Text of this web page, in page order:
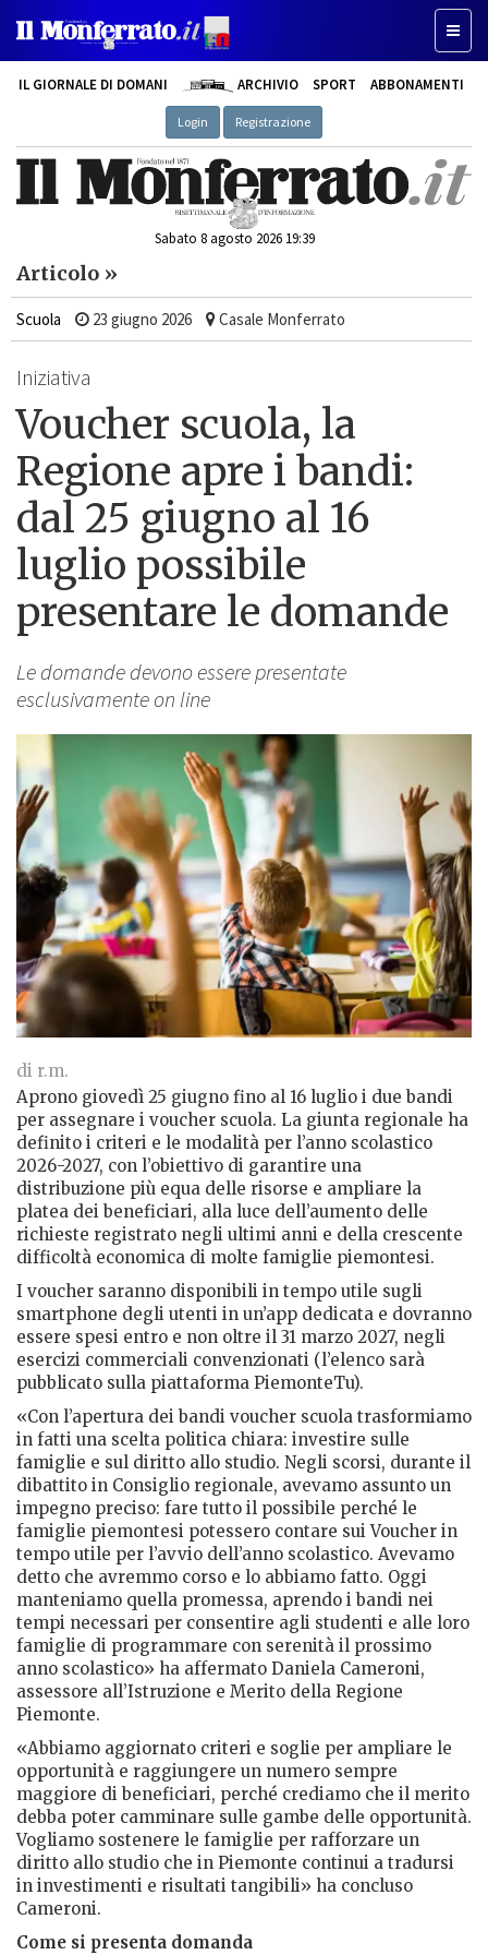
IL GIORNALE DI DOMANI ARCHIVIO SPORT ABBONAMENTI
Login Registrazione
Sabato 8 agosto 2026 19:39
Articolo »
Scuola 23 giugno 2026 Casale Monferrato
Iniziativa
Voucher scuola, la
Regione apre i bandi:
dal 25 giugno al 16
luglio possibile
presentare le domande
Le domande devono essere presentate
esclusivamente on line
di r.m.
Aprono giovedì 25 giugno fino al 16 luglio i due bandi
per assegnare i voucher scuola. La giunta regionale ha
definito i criteri e le modalità per l’anno scolastico
2026-2027, con l’obiettivo di garantire una
distribuzione più equa delle risorse e ampliare la
platea dei beneficiari, alla luce dell’aumento delle
richieste registrato negli ultimi anni e della crescente
difficoltà economica di molte famiglie piemontesi.
I voucher saranno disponibili in tempo utile sugli
smartphone degli utenti in un’app dedicata e dovranno
essere spesi entro e non oltre il 31 marzo 2027, negli
esercizi commerciali convenzionati (l’elenco sarà
pubblicato sulla piattaforma PiemonteTu).
«Con l’apertura dei bandi voucher scuola trasformiamo
in fatti una scelta politica chiara: investire sulle
famiglie e sul diritto allo studio. Negli scorsi, durante il
dibattito in Consiglio regionale, avevamo assunto un
impegno preciso: fare tutto il possibile perché le
famiglie piemontesi potessero contare sui Voucher in
tempo utile per l’avvio dell’anno scolastico. Avevamo
detto che avremmo corso e lo abbiamo fatto. Oggi
manteniamo quella promessa, aprendo i bandi nei
tempi necessari per consentire agli studenti e alle loro
famiglie di programmare con serenità il prossimo
anno scolastico» ha affermato Daniela Cameroni,
assessore all’Istruzione e Merito della Regione
Piemonte.
«Abbiamo aggiornato criteri e soglie per ampliare le
opportunità e raggiungere un numero sempre
maggiore di beneficiari, perché crediamo che il merito
debba poter camminare sulle gambe delle opportunità.
Vogliamo sostenere le famiglie per rafforzare un
diritto allo studio che in Piemonte continui a tradursi
in investimenti e risultati tangibili» ha concluso
Cameroni.
Come si presenta domanda